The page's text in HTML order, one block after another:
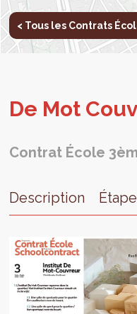
< Tous les Contrats
De Mot
Contrat École
Description